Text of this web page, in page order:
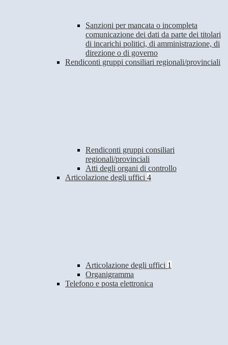
Sanzioni per mancata o incompleta
comunicazione dei dati da parte dei titolari
di incarichi politici, di amministrazione, di
direzione o di governo
Rendiconti gruppi consiliari regionali/provinciali
Rendiconti gruppi consiliari
regionali/provinciali
Atti degli organi di controllo
Articolazione degli uffici 4
Articolazione degli uffici 1
Organigramma
Telefono e posta elettronica